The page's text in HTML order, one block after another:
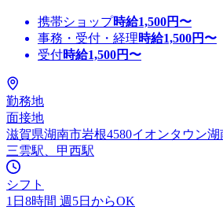
携帯ショップ時給1,500円〜
事務・受付・経理時給1,500円〜
受付時給1,500円〜
勤務地
面接地
滋賀県湖南市岩根4580イオンタウン湖
三雲駅、甲西駅
シフト
1日8時間 週5日からOK